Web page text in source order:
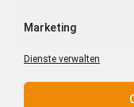
Marketing
Dienste verwalten